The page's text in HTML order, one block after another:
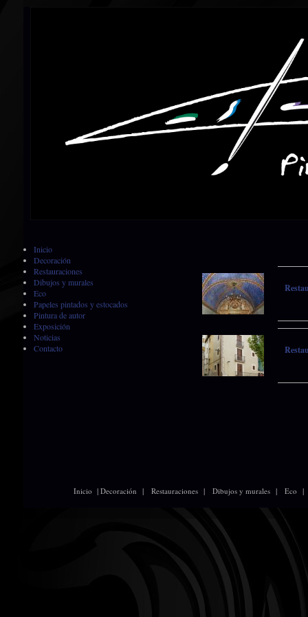
Inicio
Decoración
Restauraciones
Dibujos y murales
Eco
Papeles pintados y estocados
Pintura de autor
Exposición
Noticias
Contacto
Inicio | Decoración | Restauraciones | Dibujos y murales | Eco